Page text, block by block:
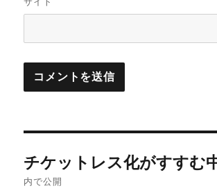
稿
チケットレス化がすすむ
内で公開